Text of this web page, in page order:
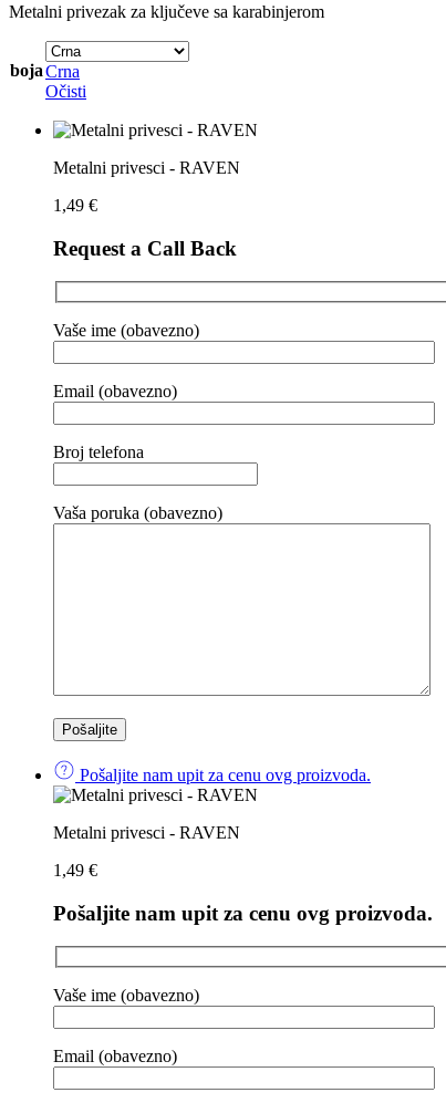
Metalni privezak za ključeve sa karabinjerom
bojaCrna
Očisti
Metalni privesci - RAVEN
1,49 €
Request a Call Back
Vaše ime (obavezno)
Email (obavezno)
Broj telefona
Vaša poruka (obavezno)
Pošaljite nam upit za cenu ovg proizvoda.
Metalni privesci - RAVEN
1,49 €
Pošaljite nam upit za cenu ovg proizvoda.
Vaše ime (obavezno)
Email (obavezno)